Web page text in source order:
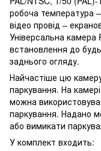
робоча температура
відео провід –
Універсальна
встановлення до
заднього огляду.
Найчастіше цю
паркування. На камері
можна
паркування. Надано
або вимикати
У комплект входить: